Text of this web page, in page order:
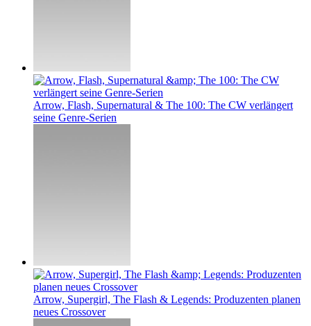
Arrow, Flash, Supernatural & The 100: The CW verlängert
seine Genre-Serien
Arrow, Supergirl, The Flash & Legends: Produzenten planen
neues Crossover